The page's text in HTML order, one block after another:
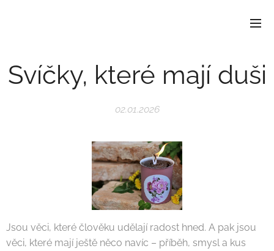
Svíčky, které mají duši
02.01.2026
Jsou věci, které člověku udělají radost hned. A pak jsou
věci, které mají ještě něco navíc – příběh, smysl a kus